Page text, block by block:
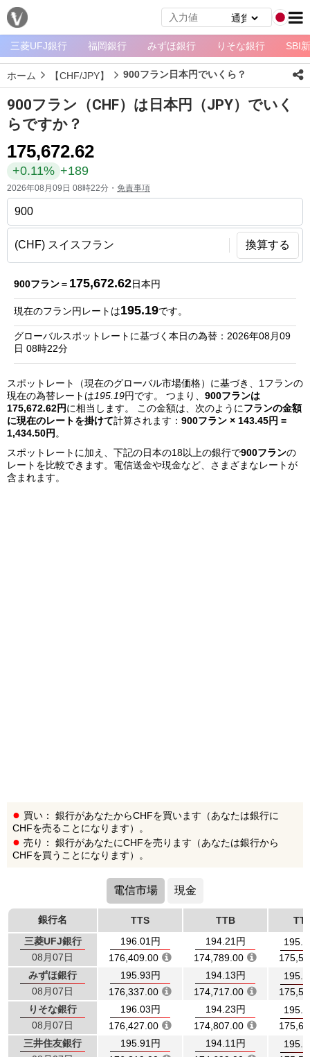
メ
ニ
ュ
ー
ホ
ム
ペ
ー
ジ
通
貨
一
覧
銀
行
リ
ス
ト
三菱UFJ銀行 福岡銀行 みずほ銀行 りそな銀行 SBI
ホーム 【CHF/JPY】 900フラン日本円でいくら？
900フラン（CHF）は日本円（JPY）でいく
らですか？
175,672.62
+0.11% +189
2026年08月09日 08時22分・ 免責事項
換算する
900フラン＝ 175,672.62日本円
現在のフラン円レートは195.19です。
グローバルスポットレートに基づく本日の為替：2026年08月09
日 08時22分
スポットレート（現在のグローバル市場価格）に基づき、1フランの
現在の為替レートは195.19円です。 つまり、 900フランは
175,672.62円に相当します。 この金額は、次のようにフランの金額
に現在のレートを掛けて計算されます： 900フラン × 143.45円 =
1,434.50円 。
スポットレートに加え、下記の日本の18以上の銀行で900フランの
レートを比較できます。電信送金や現金など、さまざまなレートが
含まれます。
買い： 銀行があなたからCHFを買います（あなたは銀行に
CHFを売ることになります）。
売り： 銀行があなたにCHFを売ります（あなたは銀行から
CHFを買うことになります）。
電信市場 現金
銀行名 TTS TTB
三菱UFJ銀行
08月07日
196.01円
176,409.00
194.21円
174,789.00
みずほ銀行
08月07日
195.93円
176,337.00
194.13円
174,717.00
りそな銀行
08月07日
196.03円
176,427.00
194.23円
174,807.00
三井住友銀行
195.91円
194.11円